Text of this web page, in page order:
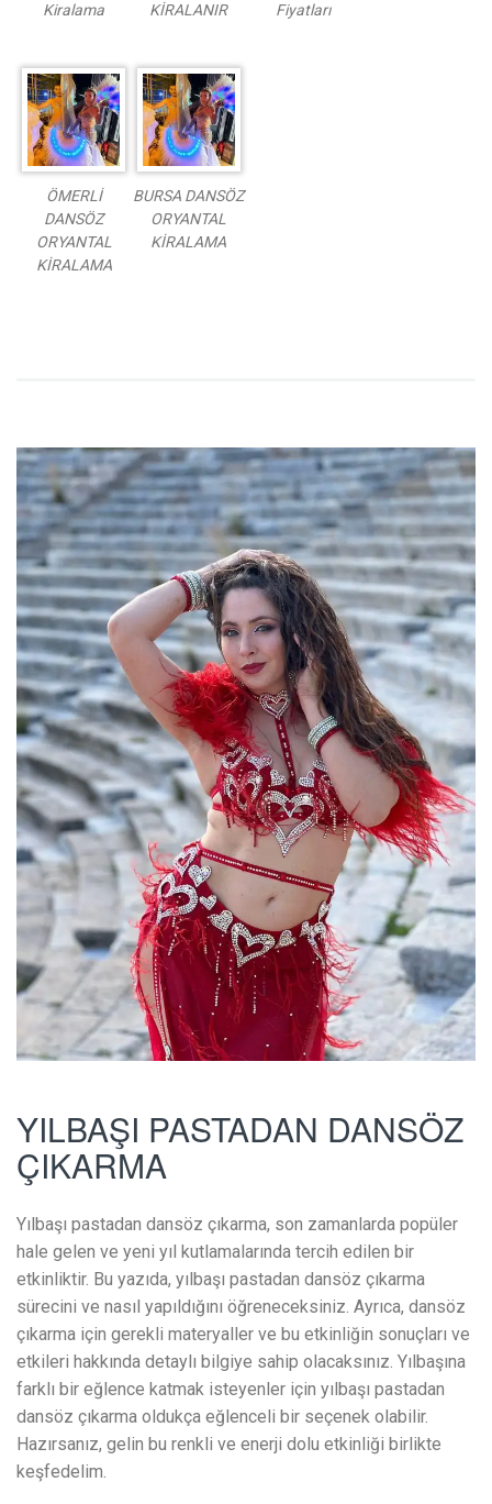
Kiralama
KİRALANIR
Fiyatları
ÖMERLİ
DANSÖZ
ORYANTAL
KİRALAMA
BURSA DANSÖZ
ORYANTAL
KİRALAMA
YILBAŞI PASTADAN DANSÖZ
ÇIKARMA
Yılbaşı pastadan dansöz çıkarma, son zamanlarda popüler
hale gelen ve yeni yıl kutlamalarında tercih edilen bir
etkinliktir. Bu yazıda, yılbaşı pastadan dansöz çıkarma
sürecini ve nasıl yapıldığını öğreneceksiniz. Ayrıca, dansöz
çıkarma için gerekli materyaller ve bu etkinliğin sonuçları ve
etkileri hakkında detaylı bilgiye sahip olacaksınız. Yılbaşına
farklı bir eğlence katmak isteyenler için yılbaşı pastadan
dansöz çıkarma oldukça eğlenceli bir seçenek olabilir.
Hazırsanız, gelin bu renkli ve enerji dolu etkinliği birlikte
keşfedelim.